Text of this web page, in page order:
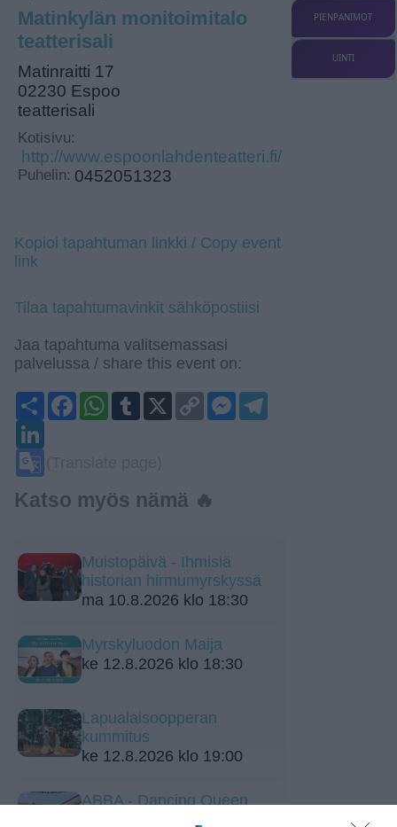
Matinkylän monitoimitalo
teatterisali
Matinraitti 17
02230 Espoo
teatterisali
Kotisivu:
http://www.espoonlahdenteatteri.fi/
Puhelin: 0452051323
Kopioi tapahtuman linkki / Copy event
link
Tilaa tapahtumavinkit sähköpostiisi
Jaa tapahtuma valitsemassasi
palvelussa / share this event on:
ShareFacebook
WhatsApp
Tumblr
Copy
Link
Messenger
Katso myös nämä 🔥
Muistopäivä - Ihmisiä
historian hirmumyrskyssä
ma 10.8.2026 klo 18:30
Myrskyluodon Maija
ke 12.8.2026 klo 18:30
Lapualaisoopperan
kummitus
ke 12.8.2026 klo 19:00
ABBA - Dancing Queen
PIENPANIMOT
UINTI